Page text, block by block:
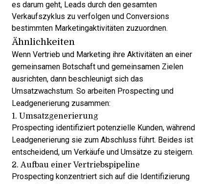
es darum geht, Leads durch den gesamten
Verkaufszyklus zu verfolgen und Conversions
bestimmten Marketingaktivitäten zuzuordnen.
Ähnlichkeiten
Wenn Vertrieb und Marketing ihre Aktivitäten an einer
gemeinsamen Botschaft und gemeinsamen Zielen
ausrichten, dann beschleunigt sich das
Umsatzwachstum. So arbeiten Prospecting und
Leadgenerierung zusammen:
1. Umsatzgenerierung
Prospecting identifiziert potenzielle Kunden, während
Leadgenerierung sie zum Abschluss führt. Beides ist
entscheidend, um Verkäufe und Umsätze zu steigern.
2. Aufbau einer Vertriebspipeline
Prospecting konzentriert sich auf die Identifizierung